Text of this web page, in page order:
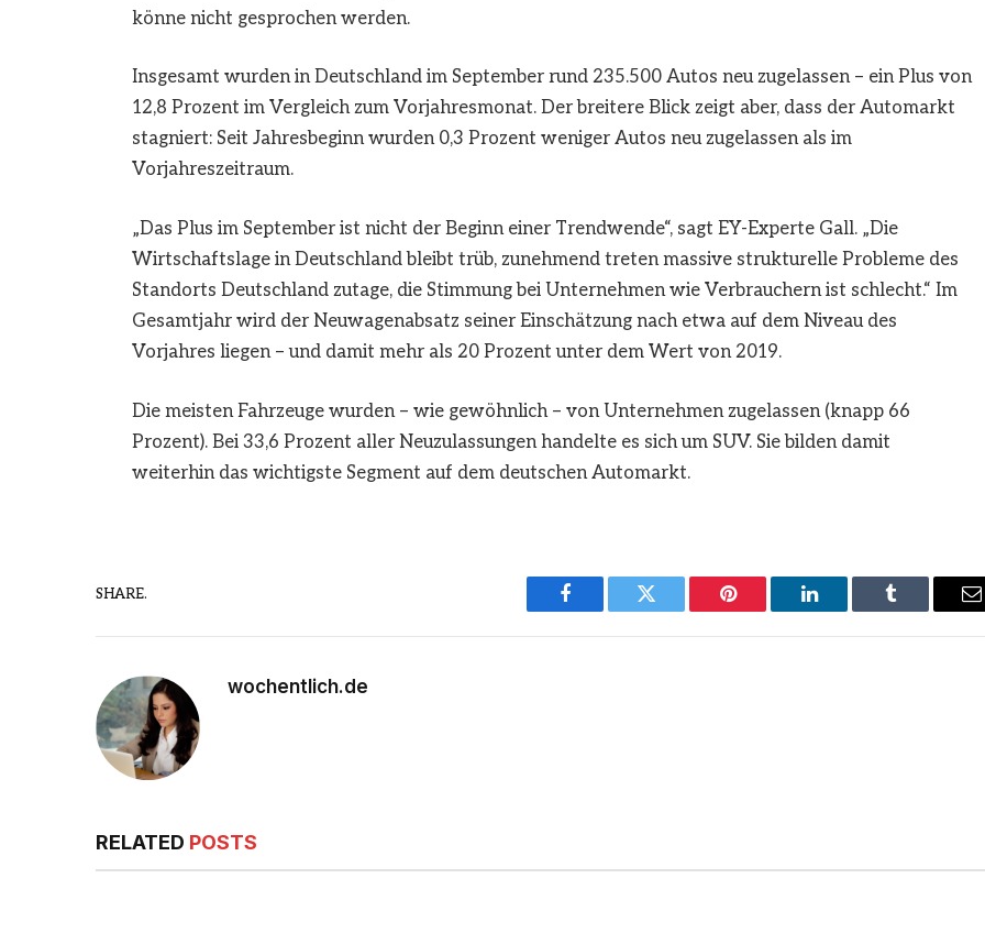
könne nicht gesprochen werden.
Insgesamt wurden in Deutschland im September rund 235.500 Autos neu zugelassen – ein Plus von
12,8 Prozent im Vergleich zum Vorjahresmonat. Der breitere Blick zeigt aber, dass der Automarkt
stagniert: Seit Jahresbeginn wurden 0,3 Prozent weniger Autos neu zugelassen als im
Vorjahreszeitraum.
„Das Plus im September ist nicht der Beginn einer Trendwende“, sagt EY-Experte Gall. „Die
Wirtschaftslage in Deutschland bleibt trüb, zunehmend treten massive strukturelle Probleme des
Standorts Deutschland zutage, die Stimmung bei Unternehmen wie Verbrauchern ist schlecht.“ Im
Gesamtjahr wird der Neuwagenabsatz seiner Einschätzung nach etwa auf dem Niveau des
Vorjahres liegen – und damit mehr als 20 Prozent unter dem Wert von 2019.
Die meisten Fahrzeuge wurden – wie gewöhnlich – von Unternehmen zugelassen (knapp 66
Prozent). Bei 33,6 Prozent aller Neuzulassungen handelte es sich um SUV. Sie bilden damit
weiterhin das wichtigste Segment auf dem deutschen Automarkt.
SHARE.
Facebook Twitter Pinterest LinkedIn Tumblr
wochentlich.de
RELATED POSTS